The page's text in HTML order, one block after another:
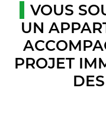
VOUS
UN
PROJET